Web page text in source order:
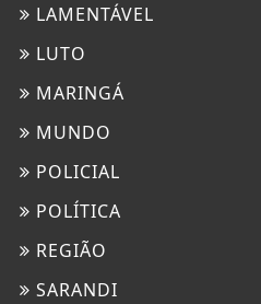
LAMENTÁVEL
LUTO
MARINGÁ
MUNDO
POLICIAL
POLÍTICA
REGIÃO
SARANDI